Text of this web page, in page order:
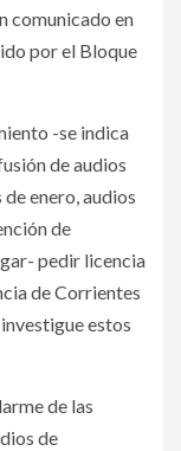
comunicado en
por el Bloque
-se indica
de audios
enero, audios
de
pedir licencia
de Corrientes
estos
de las
de